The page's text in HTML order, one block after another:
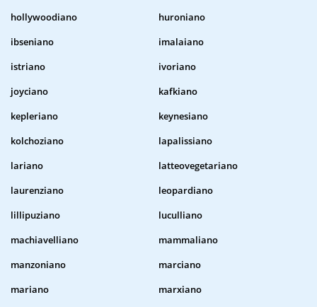
hollywoodiano
huroniano
ibseniano
imalaiano
istriano
ivoriano
joyciano
kafkiano
kepleriano
keynesiano
kolchoziano
lapalissiano
lariano
latteovegetariano
laurenziano
leopardiano
lillipuziano
luculliano
machiavelliano
mammaliano
manzoniano
marciano
mariano
marxiano